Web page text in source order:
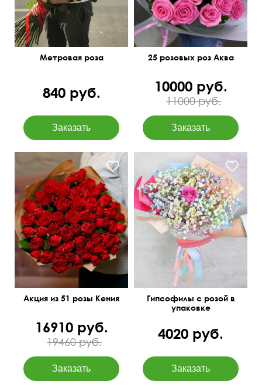
Метровая роза
840 руб.
25 розовых роз Аква
10000 руб.
11000 руб.
Мини-розочки 40 см
Акция из 51 розы Кения
16910 руб.
19460 руб.
Гипсофилы с розой в
упаковке
4020 руб.